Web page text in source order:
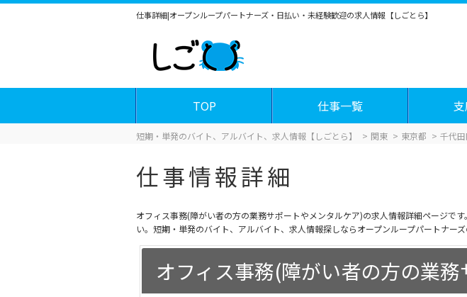
仕事詳細|オープンループパートナーズ・日払い・未経験歓迎の求人情報【しごとら】
TOP 仕事一覧
短期・単発のバイト、アルバイト、求人情報【しごとら】 関東 東京都 千代田
仕事情報詳細
オフィス事務(障がい者の方の業務サポートやメンタルケア)の求人情報詳細ページで
い。短期・単発のバイト、アルバイト、求人情報探しならオープンループパートナーズ
オフィス事務(障がい者の方の業